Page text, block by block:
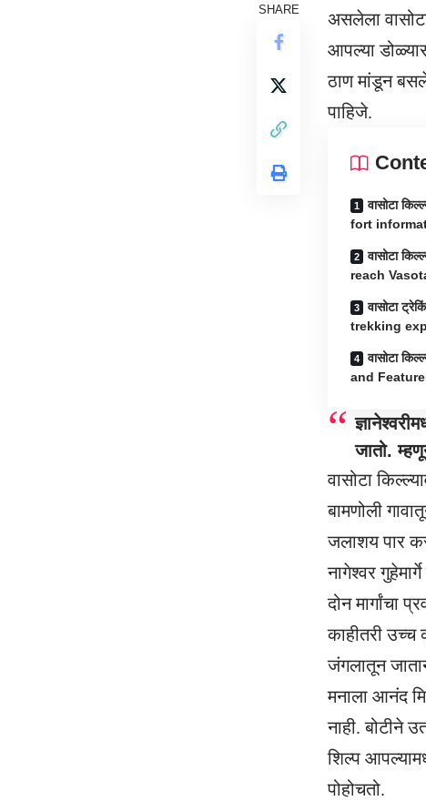
SHARE
असलेला
आपल्या
ठाण मांडून
पाहिजे.
वासोटा
fort
वासोटा
reach
वासोटा
trekking
वासोटा
and
जातो.
वासोटा
बामणोली
जलाशय पार
नागेश्वर
दोन मार्गांचा
काहीतरी उच्च
जंगलातून
मनाला आनंद
नाही. बोटीने
शिल्प
पोहोचतो.